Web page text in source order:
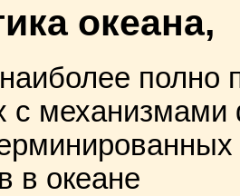
океана,
полно
с механизмами
в океане